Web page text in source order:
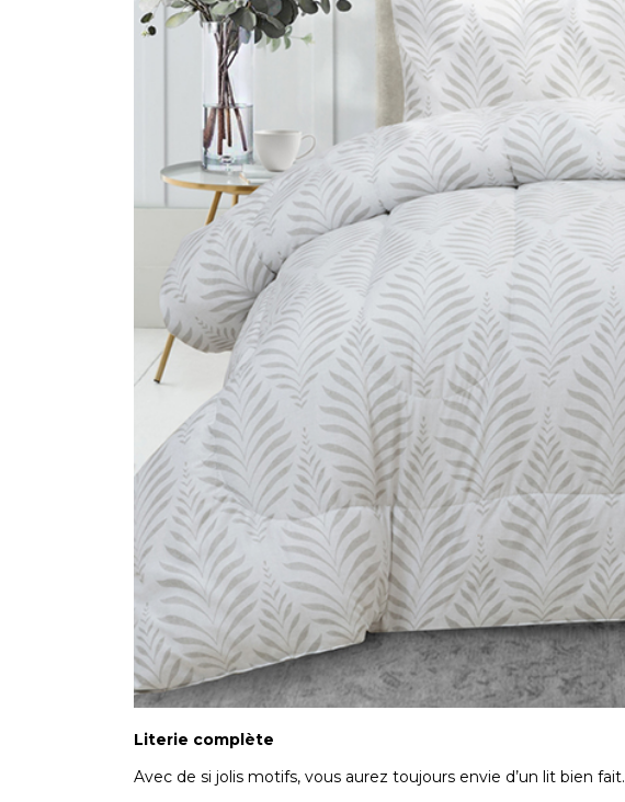
Literie complète
Avec de si jolis motifs, vous aurez toujours envie d’un lit bien fait.